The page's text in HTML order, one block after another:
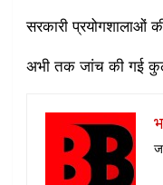
सरकारी प्रयोगशालाओं
अभी तक जांच की गई